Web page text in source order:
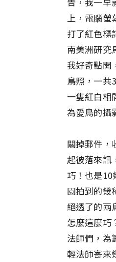
上，電腦
打了紅色標
南美洲研究
我好奇點開
鳥照，一共
一隻紅白相
為愛鳥的攝
關掉郵件，
起彼落來訊
巧！也是10
園拍到的幾
絕透了的兩
怎麼這麼巧
法師們，為
輕法師寄來